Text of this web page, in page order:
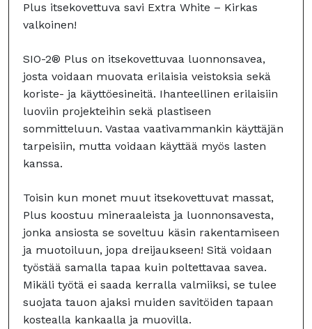
Plus itsekovettuva savi Extra White – Kirkas
valkoinen!
SIO-2® Plus on itsekovettuvaa luonnonsavea,
josta voidaan muovata erilaisia veistoksia sekä
koriste- ja käyttöesineitä. Ihanteellinen erilaisiin
luoviin projekteihin sekä plastiseen
sommitteluun. Vastaa vaativammankin käyttäjän
tarpeisiin, mutta voidaan käyttää myös lasten
kanssa.
Toisin kun monet muut itsekovettuvat massat,
Plus koostuu mineraaleista ja luonnonsavesta,
jonka ansiosta se soveltuu käsin rakentamiseen
ja muotoiluun, jopa dreijaukseen! Sitä voidaan
työstää samalla tapaa kuin poltettavaa savea.
Mikäli työtä ei saada kerralla valmiiksi, se tulee
suojata tauon ajaksi muiden savitöiden tapaan
kostealla kankaalla ja muovilla.